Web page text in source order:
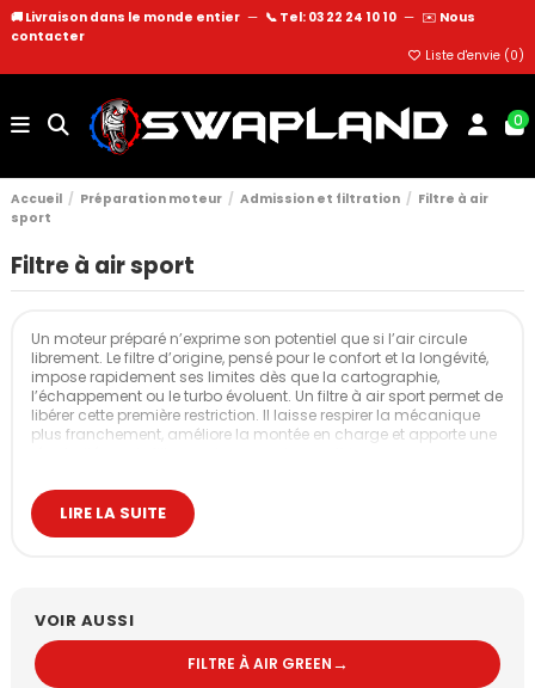
🚚 Livraison dans le monde entier — 📞 Tel: 03 22 24 10 10 — ✉️ Nous
contacter
Liste d'envie (0)
0
Accueil Préparation moteur Admission et filtration
Filtre à air
sport
Filtre à air sport
Un moteur préparé n’exprime son potentiel que si l’air circule
librement. Le filtre d’origine, pensé pour le confort et la longévité,
impose rapidement ses limites dès que la cartographie,
l’échappement ou le turbo évoluent. Un filtre à air sport permet de
libérer cette première restriction. Il laisse respirer la mécanique
plus franchement, améliore la montée en charge et apporte une
choisis pour leur débit, leur durabilité et leur comportement en
usage dynamique.
la montée en régime devient plus régulière,
la réponse à l’accélération est plus nette,
LIRE LA SUITE
VOIR AUSSI
FILTRE À AIR GREEN→